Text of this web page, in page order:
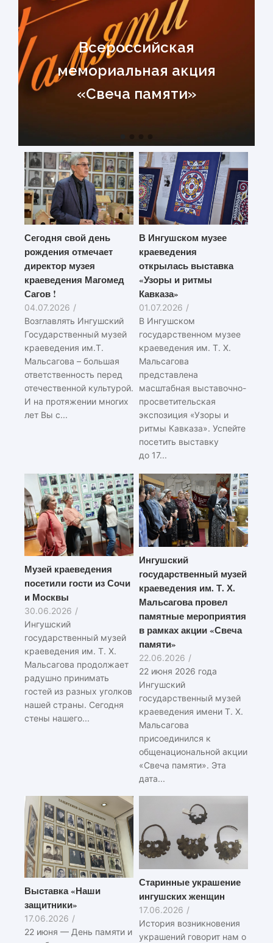
Всероссийская
мемориальная акция
«Свеча памяти»
Сегодня свой день
рождения отмечает
директор музея
краеведения Магомед
Сагов !
04.07.2026 /
Возглавлять Ингушский
Государственный музей
краеведения им.Т.
Мальсагова – большая
ответственность перед
отечественной культурой.
И на протяжении многих
лет Вы с...
В Ингушском музее
краеведения
открылась выставка
«Узоры и ритмы
Кавказа»
01.07.2026 /
В Ингушском
государственном музее
краеведения им. Т. Х.
Мальсагова
представлена
масштабная выставочно-
просветительская
экспозиция «Узоры и
ритмы Кавказа». Успейте
посетить выставку
до 17...
Музей краеведения
посетили гости из Сочи
и Москвы
30.06.2026 /
Ингушский
государственный музей
краеведения им. Т. Х.
Мальсагова продолжает
радушно принимать
гостей из разных уголков
нашей страны. Сегодня
стены нашего...
Ингушский
государственный музей
краеведения им. Т. Х.
Мальсагова провел
памятные мероприятия
в рамках акции «Свеча
памяти»
22.06.2026 /
22 июня 2026 года
Ингушский
государственный музей
краеведения имени Т. Х.
Мальсагова
присоединился к
общенациональной акции
«Свеча памяти». Эта
дата...
Выставка «Наши
защитники»
17.06.2026 /
22 июня — День памяти и
Старинные украшение
ингушских женщин
17.06.2026 /
История возникновения
украшений говорит нам о